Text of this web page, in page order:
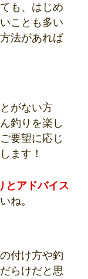
も、はじめ
ことも多い
法があれば
がない方
釣りを楽し
要望に応じ
ます！
とアドバイス
ね。
付け方や釣
らけだと思